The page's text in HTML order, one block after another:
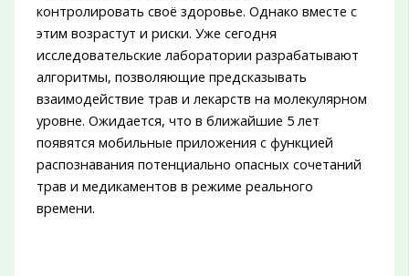
контролировать своё здоровье. Однако вместе с
этим возрастут и риски. Уже сегодня
исследовательские лаборатории разрабатывают
алгоритмы, позволяющие предсказывать
взаимодействие трав и лекарств на молекулярном
уровне. Ожидается, что в ближайшие 5 лет
появятся мобильные приложения с функцией
распознавания потенциально опасных сочетаний
трав и медикаментов в режиме реального
времени.